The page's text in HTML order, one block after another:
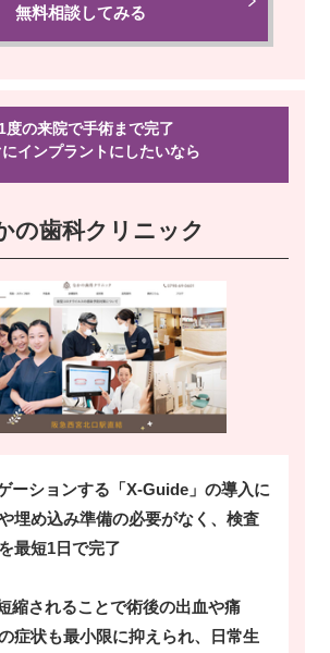
無料相談してみる
1度の来院で手術まで完了
インプラントにしたいなら
の歯科クリニック
ーションする「X-Guide」の導入に
埋め込み準備の必要がなく、検査
最短1日で完了
縮されることで術後の出血や痛
症状も最小限に抑えられ、日常生